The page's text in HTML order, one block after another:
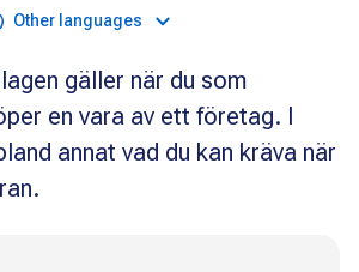
Other languages
gäller när du som
en vara av ett företag. I
annat vad du kan kräva när